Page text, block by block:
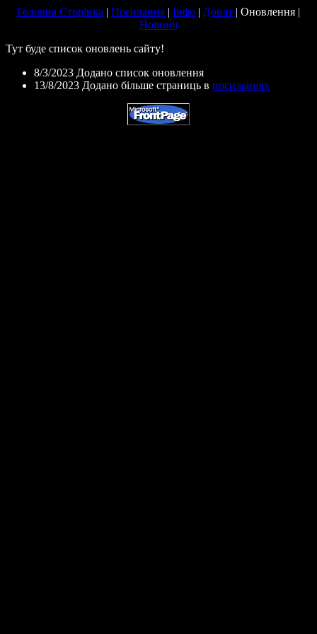
Головна Сторінка | Посилання | Інфо | Донат | Оновлення |
Новини
Тут буде список оновлень сайту!
8/3/2023 Додано список оновлення
13/8/2023 Додано більше страниць в посиланнях